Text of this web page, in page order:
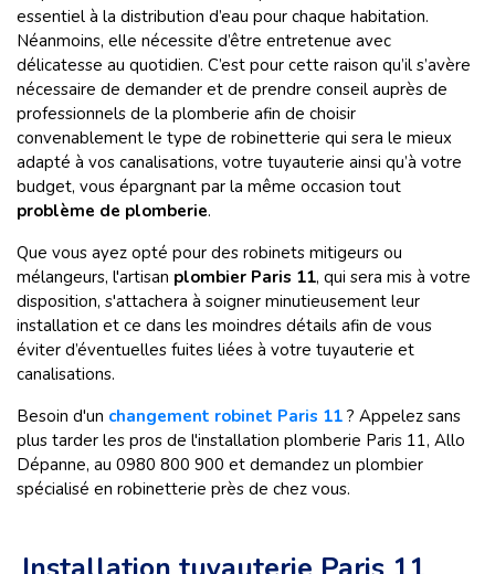
essentiel à la distribution d’eau pour chaque habitation.
Néanmoins, elle nécessite d’être entretenue avec
délicatesse au quotidien. C’est pour cette raison qu’il s’avère
nécessaire de demander et de prendre conseil auprès de
professionnels de la plomberie afin de choisir
convenablement le type de robinetterie qui sera le mieux
adapté à vos canalisations, votre tuyauterie ainsi qu’à votre
budget, vous épargnant par la même occasion tout
problème de plomberie.
Que vous ayez opté pour des robinets mitigeurs ou
mélangeurs, l'artisan plombier Paris 11, qui sera mis à votre
disposition, s'attachera à soigner minutieusement leur
installation et ce dans les moindres détails afin de vous
éviter d’éventuelles fuites liées à votre tuyauterie et
canalisations.
Besoin d'un changement robinet Paris 11 ? Appelez sans
plus tarder les pros de l'installation plomberie Paris 11, Allo
Dépanne, au 0980 800 900 et demandez un plombier
spécialisé en robinetterie près de chez vous.